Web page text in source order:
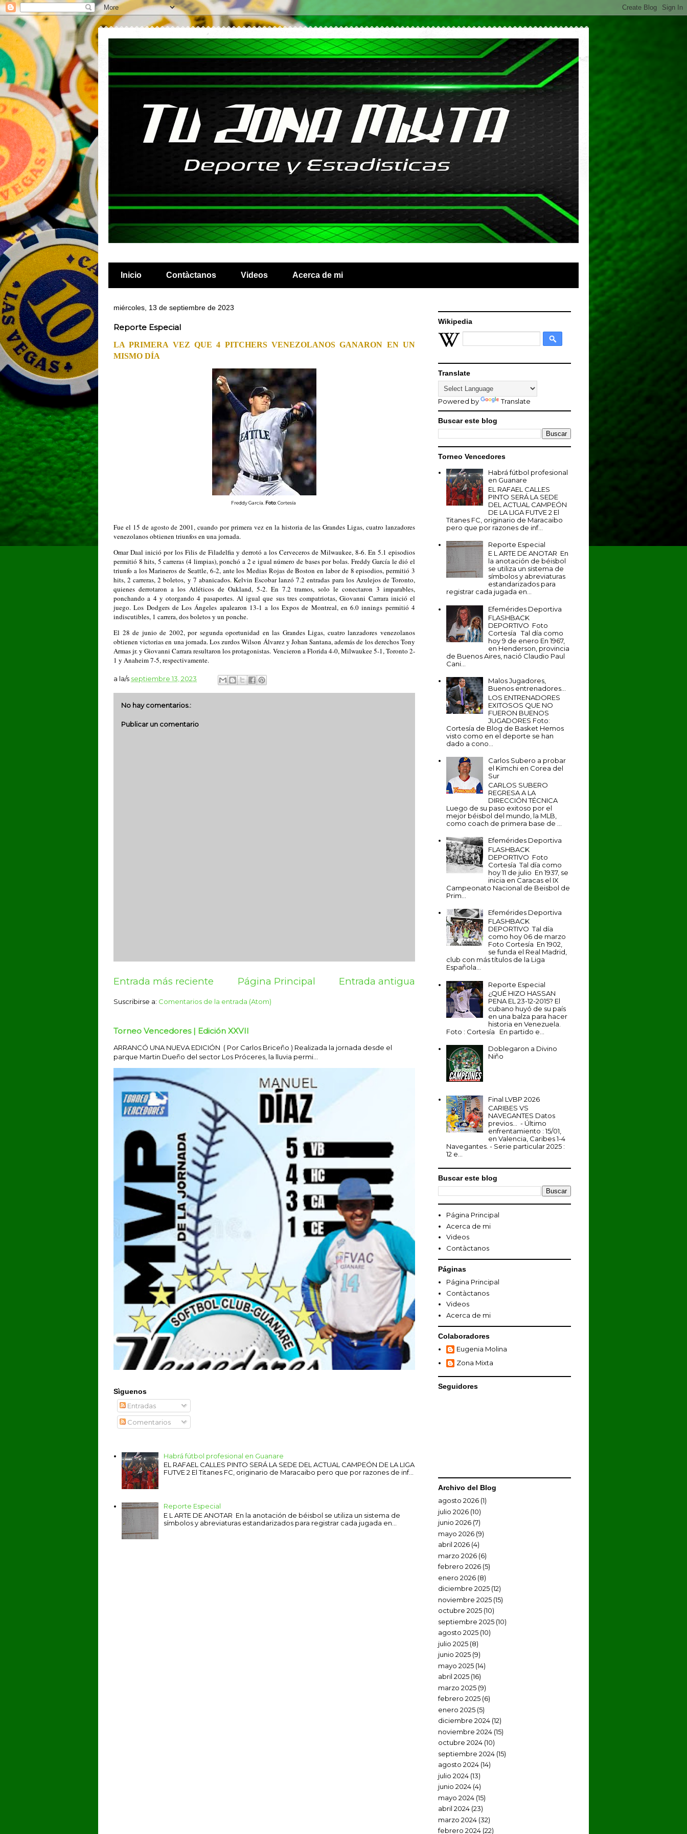
Inicio Contàctanos Videos Acerca de mi
miércoles, 13 de septiembre de 2023
Reporte Especial
LA PRIMERA VEZ QUE 4 PITCHERS VENEZOLANOS GANARON EN UN
MISMO DÍA
Freddy García. Foto: Cortesía
Fue el 15 de agosto de 2001, cuando por primera vez en la historia de las Grandes Ligas, cuatro lanzadores
venezolanos obtienen triunfos en una jornada.
Omar Daal inició por los Filis de Filadelfia y derrotó a los Cerveceros de Milwaukee, 8-6. En 5.1 episodios
permitió 8 hits, 5 carreras (4 limpias), ponchó a 2 e igual número de bases por bolas. Freddy García le dió el
triunfo a los Marineros de Seattle, 6-2, ante los Medias Rojas de Boston en labor de 8 episodios, permitió 3
hits, 2 carreras, 2 boletos, y 7 abanicados. Kelvin Escobar lanzó 7.2 entradas para los Azulejos de Toronto,
quienes derrotaron a los Atléticos de Oakland, 5-2. En 7.2 tramos, solo le conectaron 3 imparables,
ponchando a 4 y otorgando 4 pasaportes. Al igual que sus tres compatriotas, Giovanni Carrara inició el
juego. Los Dodgers de Los Ángeles apalearon 13-1 a los Expos de Montreal, en 6.0 innings permitió 4
indiscutibles, 1 carrera, dos boletos y un ponche.
El 28 de junio de 2002, por segunda oportunidad en las Grandes Ligas, cuatro lanzadores venezolanos
obtienen victorias en una jornada. Los zurdos Wilson Álvarez y Johan Santana, además de los derechos Tony
Armas jr. y Giovanni Carrara resultaron los protagonistas. Vencieron a Florida 4-0, Milwaukee 5-1, Toronto 2-
1 y Anaheim 7-5, respectivamente.
a la/s septiembre 13, 2023
No hay comentarios.:
Publicar un comentario
Entrada más reciente Entrada antigua
Página Principal
Suscribirse a: Comentarios de la entrada (Atom)
Torneo Vencedores | Edición XXVII
ARRANCÓ UNA NUEVA EDICIÓN ( Por Carlos Briceño ) Realizada la jornada desde el
parque Martin Dueño del sector Los Próceres, la lluvia permi...
Sìguenos
Entradas
Comentarios
Habrá fútbol profesional en Guanare
EL RAFAEL CALLES PINTO SERÁ LA SEDE DEL ACTUAL CAMPEÓN DE LA LIGA
FUTVE 2 El Titanes FC, originario de Maracaibo pero que por razones de inf...
Reporte Especial
E L ARTE DE ANOTAR En la anotación de béisbol se utiliza un sistema de
símbolos y abreviaturas estandarizados para registrar cada jugada en...
Wikipedia
Translate
Powered by Translate
Buscar este blog
Torneo Vencedores
Habrá fútbol profesional
en Guanare
EL RAFAEL CALLES
PINTO SERÁ LA SEDE
DEL ACTUAL CAMPEÓN
DE LA LIGA FUTVE 2 El
Titanes FC, originario de Maracaibo
pero que por razones de inf...
Reporte Especial
E L ARTE DE ANOTAR En
la anotación de béisbol
se utiliza un sistema de
símbolos y abreviaturas
estandarizados para
registrar cada jugada en...
Efemérides Deportiva
FLASHBACK
DEPORTIVO Foto
Cortesía Tal día como
hoy 9 de enero En 1967,
en Henderson, provincia
de Buenos Aires, nació Claudio Paul
Cani...
Malos Jugadores,
Buenos entrenadores...
LOS ENTRENADORES
EXITOSOS QUE NO
FUERON BUENOS
JUGADORES Foto:
Cortesía de Blog de Basket Hemos
visto como en el deporte se han
dado a cono...
Carlos Subero a probar
el Kimchi en Corea del
Sur
CARLOS SUBERO
REGRESA A LA
DIRECCIÓN TÉCNICA
Luego de su paso exitoso por el
mejor béisbol del mundo, la MLB,
como coach de primera base de ...
Efemérides Deportiva
FLASHBACK
DEPORTIVO Foto
Cortesía Tal día como
hoy 11 de julio En 1937, se
inicia en Caracas el IX
Campeonato Nacional de Beisbol de
Prim...
Efemérides Deportiva
FLASHBACK
DEPORTIVO Tal día
como hoy 06 de marzo
Foto Cortesía En 1902,
se funda el Real Madrid,
club con más títulos de la Liga
Española...
Reporte Especial
¿QUÉ HIZO HASSAN
PENA EL 23-12-2015? El
cubano huyó de su país
en una balza para hacer
historia en Venezuela.
Foto : Cortesía En partido e...
Doblegaron a Divino
Niño
Final LVBP 2026
CARIBES VS
NAVEGANTES Datos
previos... - Último
enfrentamiento : 15/01,
en Valencia, Caribes 1-4
Navegantes. - Serie particular 2025 :
12 e...
Buscar este blog
Página Principal
Acerca de mi
Videos
Contàctanos
Páginas
Página Principal
Contàctanos
Videos
Acerca de mi
Colaboradores
Eugenia Molina
Zona Mixta
Seguidores
Archivo del Blog
agosto 2026 (1)
julio 2026 (10)
junio 2026 (7)
mayo 2026 (9)
abril 2026 (4)
marzo 2026 (6)
febrero 2026 (5)
enero 2026 (8)
diciembre 2025 (12)
noviembre 2025 (15)
octubre 2025 (10)
septiembre 2025 (10)
agosto 2025 (10)
julio 2025 (8)
junio 2025 (9)
mayo 2025 (14)
abril 2025 (16)
marzo 2025 (9)
febrero 2025 (6)
enero 2025 (5)
diciembre 2024 (12)
noviembre 2024 (15)
octubre 2024 (10)
septiembre 2024 (15)
agosto 2024 (14)
julio 2024 (13)
junio 2024 (4)
mayo 2024 (15)
abril 2024 (23)
marzo 2024 (32)
febrero 2024 (22)